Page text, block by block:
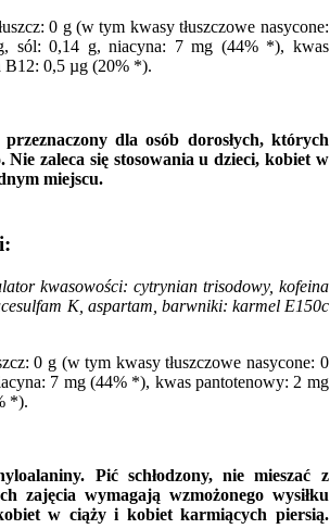
0 g (w tym kwasy tłuszczowe nasycone:
sól: 0,14 g, niacyna: 7 mg (44% *), kwas
B12: 0,5 µg (20% *).
dla osób dorosłych, których
Nie zaleca się stosowania u dzieci, kobiet w
miejscu.
kwasowości: cytrynian trisodowy, kofeina
K, aspartam, barwniki: karmel E150c
0 g (w tym kwasy tłuszczowe nasycone: 0
7 mg (44% *), kwas pantotenowy: 2 mg
*).
Pić schłodzony, nie mieszać z
zajęcia wymagają wzmożonego wysiłku
w ciąży i kobiet karmiących piersią.